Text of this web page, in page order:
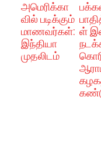
அமெரிக்கா
வில் படிக்கும்
மாணவர்கள்:
இந்தியா
முதலிடம்
ள்